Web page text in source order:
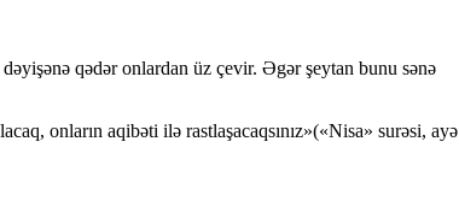
qədər onlardan üz çevir. Əgər şeytan bunu sənə
onların aqibəti ilə rastlaşacaqsınız»(«Nisa» surəsi, ayə